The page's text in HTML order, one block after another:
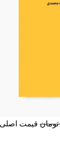
تومان قیمت اصلی: 315,000 تومان